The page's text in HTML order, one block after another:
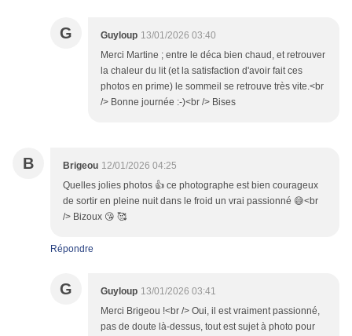
G Guyloup 13/01/2026 03:40
Merci Martine ; entre le déca bien chaud, et retrouver
la chaleur du lit (et la satisfaction d'avoir fait ces
photos en prime) le sommeil se retrouve très vite.<br
/> Bonne journée :-)<br /> Bises
B Brigeou 12/01/2026 04:25
Quelles jolies photos 👍 ce photographe est bien courageux
de sortir en pleine nuit dans le froid un vrai passionné 😅<br
/> Bizoux 😘 🥰
Répondre
G Guyloup 13/01/2026 03:41
Merci Brigeou !<br /> Oui, il est vraiment passionné,
pas de doute là-dessus, tout est sujet à photo pour